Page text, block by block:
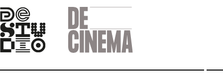
Skip
to
main
navigation